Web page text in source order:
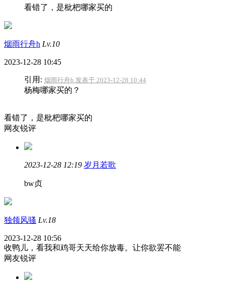
看错了，是枇杷哪家买的
烟雨行舟h Lv.10
2023-12-28 10:45
引用: 烟雨行舟h 发表于 2023-12-28 10:44
杨梅哪家买的？
看错了，是枇杷哪家买的
网友锐评
2023-12-28 12:19 岁月若歌
bw贞
独领风骚 Lv.18
2023-12-28 10:56
收鸭儿，看我和鸡哥天天给你放毒。让你欲罢不能
网友锐评